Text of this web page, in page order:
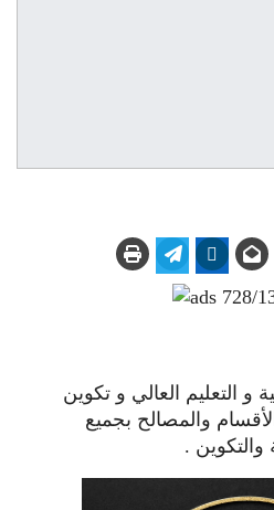
و التعليم العالي و تكوين
والمصالح بجميع
والتكوين .